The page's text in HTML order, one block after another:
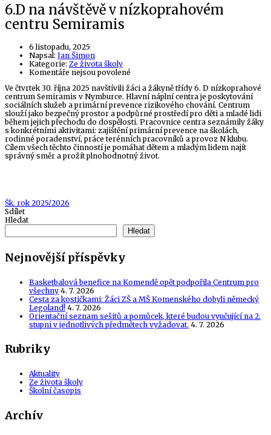
6.D na návštěvě v nízkoprahovém
centru Semiramis
6 listopadu, 2025
Napsal: Author
Jan Šimon
Kategorie: Ze života školy
Komentáře nejsou povolené
s
názvem
6.D
na
návštěvě
v nízkoprahovém
centru
Semiramis
Ve čtvrtek 30. října 2025 navštívili žáci a žákyně třídy 6. D nízkoprahové
centrum Semiramis v Nymburce. Hlavní náplní centra je poskytování
sociálních služeb a primární prevence rizikového chování. Centrum
slouží jako bezpečný prostor a podpůrné prostředí pro děti a mladé lidi
během jejich přechodu do dospělosti. Pracovnice centra seznámily žáky
s konkrétními aktivitami: zajištění primární prevence na školách,
rodinné poradenství, práce terénních pracovníků a provoz N klubu.
Cílem všech těchto činností je pomáhat dětem a mladým lidem najít
správný směr a prožít plnohodnotný život.
Tags
Šk. rok 2025/2026
Sdílet
Hledat
Hledat
Nejnovější příspěvky
Basketbalová benefice na Komendě opět podpořila Centrum pro
všechny 4. 7. 2026
Cesta za kostičkami: Žáci ZŠ a MŠ Komenského dobyli německý
Legoland! 4. 7. 2026
Orientační seznam sešitů a pomůcek, které budou vyučující na 2.
stupni v jednotlivých předmětech vyžadovat. 4. 7. 2026
Rubriky
Aktuality
Ze života školy
Školní časopis
Archív